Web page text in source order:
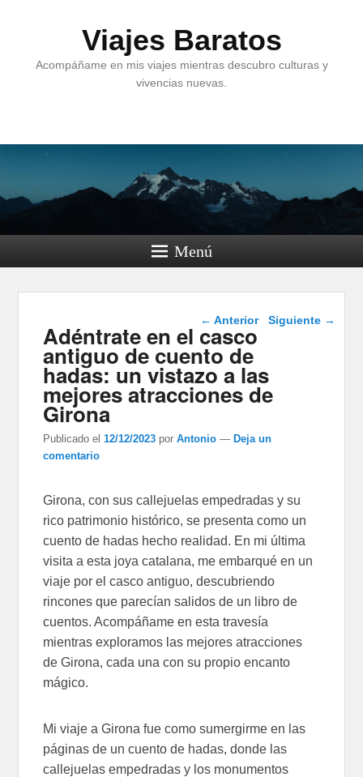
Viajes Baratos
Acompáñame en mis viajes mientras descubro culturas y
vivencias nuevas.
Menú
Navegación de
entradas
← Anterior Siguiente →
Adéntrate en el casco
antiguo de cuento de
hadas: un vistazo a las
mejores atracciones de
Girona
Publicado el 12/12/2023 porAntonio —Deja un
comentario
Girona, con sus callejuelas empedradas y su
rico patrimonio histórico, se presenta como un
cuento de hadas hecho realidad. En mi última
visita a esta joya catalana, me embarqué en un
viaje por el casco antiguo, descubriendo
rincones que parecían salidos de un libro de
cuentos. Acompáñame en esta travesía
mientras exploramos las mejores atracciones
de Girona, cada una con su propio encanto
mágico.
Mi viaje a Girona fue como sumergirme en las
páginas de un cuento de hadas, donde las
callejuelas empedradas y los monumentos